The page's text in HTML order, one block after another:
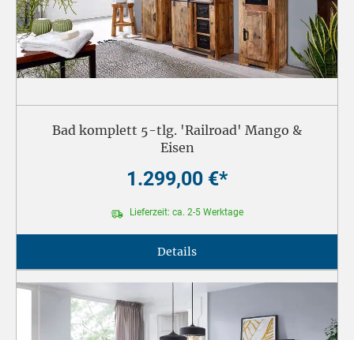
Bad komplett 5-tlg. 'Railroad' Mango &
Eisen
1.299,00 €*
Lieferzeit: ca. 2-5 Werktage
Details